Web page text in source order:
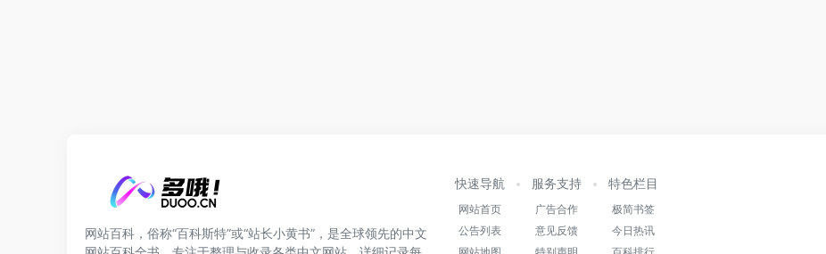
网站百科，俗称“百科斯特”或“站长小黄书”，是全球领先的中文
快速导航
网站首页
公告列表
服务支持
广告合作
意见反馈
特色栏目
极简书签
今日热讯